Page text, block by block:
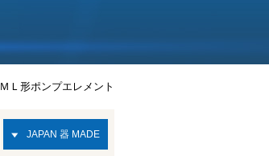
ＭＬ形ポンプエレメント
JAPAN 器 MADE